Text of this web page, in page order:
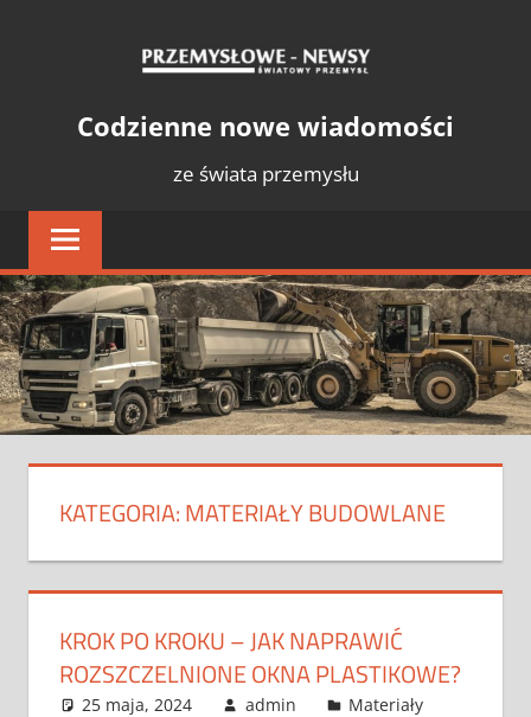
PrzemysłCodzienne nowe wiadomości
ze świata przemysłu
KATEGORIA:MATERIAŁY BUDOWLANE
KROK PO KROKU – JAK NAPRAWIĆ
ROZSZCZELNIONE OKNA PLASTIKOWE?
25 maja, 2024 admin
Materiały